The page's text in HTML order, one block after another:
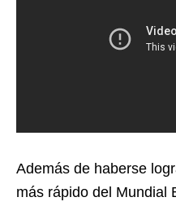
Además de haberse
más rápido del Mundial